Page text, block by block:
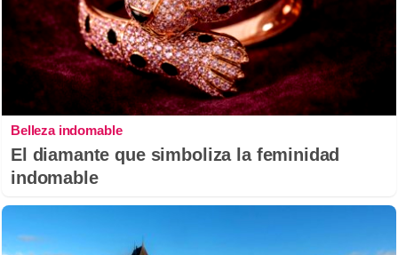
Belleza indomable
El diamante que simboliza la feminidad
indomable